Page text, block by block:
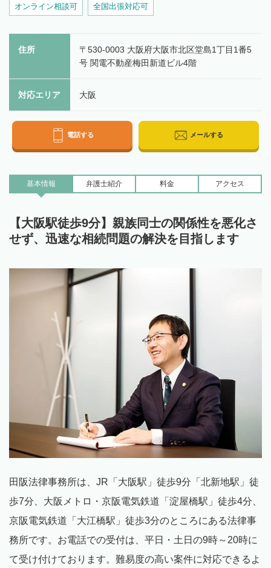
オンライン相談可 全国出張対応可
住所
〒530-0003 大阪府大阪市北区堂島1丁目1番5
号 関電不動産梅田新道ビル4階
対応エリア 大阪
電話する メールする
基本情報 弁護士紹介 料金 アクセス
【大阪駅徒歩9分】親族同士の関係性を悪化さ
せず、迅速な相続問題の解決を目指します
田阪法律事務所は、JR「大阪駅」徒歩9分「北新地駅」徒
歩7分、大阪メトロ・京阪電気鉄道「淀屋橋駅」徒歩4分、
京阪電気鉄道「大江橋駅」徒歩3分のところにある法律事
務所です。お電話での受付は、平日・土日の9時～20時に
て受け付けております。難易度の高い案件に対応できるよ